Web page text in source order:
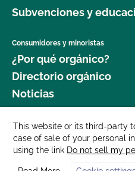
Subvenciones y
Consumidores y minoristas
¿Por qué orgánico?
Directorio orgánico
Noticias
Donar
Carreras profesionales
Sala de prensa
This website or its third-party
case of sale of your personal
using the link Do not sell my